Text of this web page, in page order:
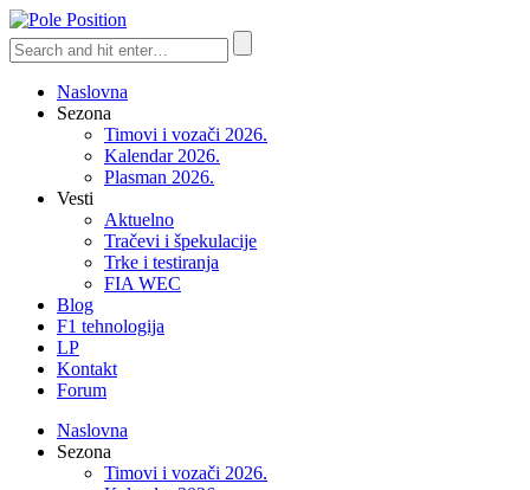
Naslovna
Sezona
Timovi i vozači 2026.
Kalendar 2026.
Plasman 2026.
Vesti
Aktuelno
Tračevi i špekulacije
Trke i testiranja
FIA WEC
Blog
F1 tehnologija
LP
Kontakt
Forum
Naslovna
Sezona
Timovi i vozači 2026.